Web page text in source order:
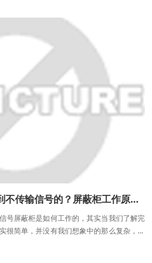
应注意以下三个问题： 一、电子保密柜的
时可能会有更多的消费陷阱。如果我们购买
资金将被浪费。***重要的是我们保存的重
营是一个很大的风险。 二、不同电子秘密
于有重要数据需要保存的单位，应选择经国
之前，您必须询问电子秘密电子保密柜的密
。 三、电子密码锁的其他功能，电子保密
锁，例如，如果电子保密柜被外力损坏，它
办法防止小偷。我们可以做的是为存储的数
手机信号屏蔽柜是如何做到不传输信号的？屏蔽柜工作原理你知道吗？
屏蔽柜是如何工作的，其实当我们了解完
很简单，并没有我们想象中的那么复杂，简
收信号达到干扰手机信号的目的，而外部就